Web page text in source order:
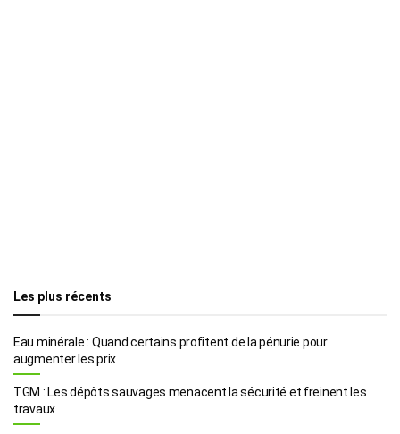
Les plus récents
Eau minérale : Quand certains profitent de la pénurie pour
augmenter les prix
TGM : Les dépôts sauvages menacent la sécurité et freinent les
travaux